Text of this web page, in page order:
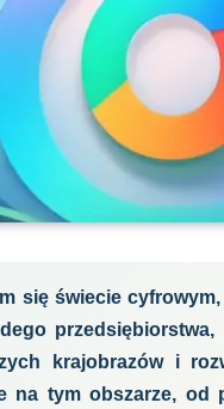
się świecie
krajobrazów i
na tym obszarze,